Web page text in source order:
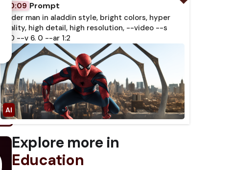
0:09 Prompt
spider man in aladdin style, bright colors, hyper
quality, high detail, high resolution, --video --s
750 --v 6. 0 --ar 1:2
Explore more in
Education